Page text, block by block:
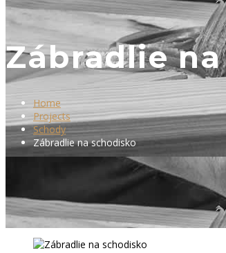
Zábradlie
Home
Projects
Schody
Zábradlie na schodisko